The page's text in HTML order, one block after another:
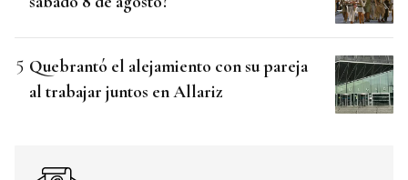
Quebrantó el alejamiento con su pareja
al trabajar juntos en Allariz